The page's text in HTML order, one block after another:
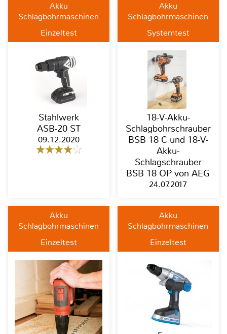
Akku
Schlagbohrmaschinen
Einzeltest
Stahlwerk
ASB-20 ST
09.12.2020
Akku
Schlagbohrmaschinen
Systemtest
18-V-Akku-
Schlagbohrschrauber
BSB 18 C und 18-V-
Akku-
Schlagschrauber
BSB 18 OP von AEG
24.07.2017
Akku
Schlagbohrmaschinen
Einzeltest
Akku
Schlagbohrmaschinen
Einzeltest